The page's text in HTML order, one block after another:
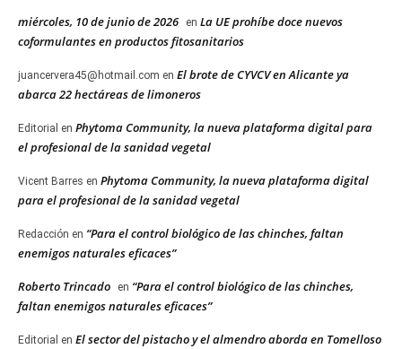
miércoles, 10 de junio de 2026 en La UE prohíbe doce nuevos
coformulantes en productos fitosanitarios
juancervera45@hotmail.com en El brote de CYVCV en Alicante ya
abarca 22 hectáreas de limoneros
Editorial en Phytoma Community, la nueva plataforma digital para
el profesional de la sanidad vegetal
Vicent Barres en Phytoma Community, la nueva plataforma digital
para el profesional de la sanidad vegetal
Redacción en “Para el control biológico de las chinches, faltan
enemigos naturales eficaces”
Roberto Trincado en “Para el control biológico de las chinches,
faltan enemigos naturales eficaces”
Editorial en El sector del pistacho y el almendro aborda en Tomelloso